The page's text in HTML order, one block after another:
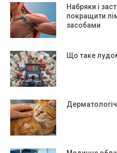
Набряки і
покращити
засобами
Що таке